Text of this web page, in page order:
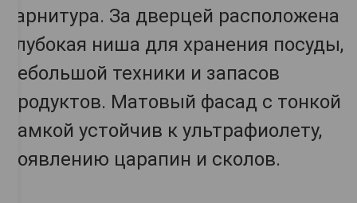
гарнитура. За дверцей расположена
глубокая ниша для хранения посуды,
небольшой техники и запасов
продуктов. Матовый фасад с тонкой
рамкой устойчив к ультрафиолету,
появлению царапин и сколов.